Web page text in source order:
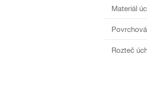
Materiál
Rozteč